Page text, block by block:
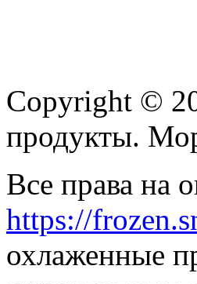
Copyright ©
продукты.
Все права на
https://
охлаженные